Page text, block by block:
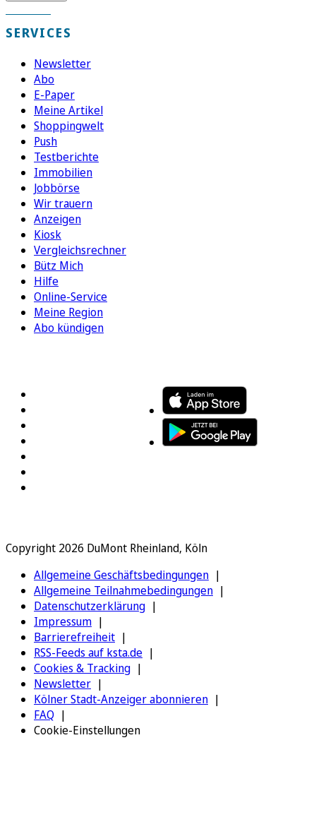
SERVICES
Newsletter
Abo
E-Paper
Meine Artikel
Shoppingwelt
Push
Testberichte
Immobilien
Jobbörse
Wir trauern
Anzeigen
Kiosk
Vergleichsrechner
Bütz Mich
Hilfe
Online-Service
Meine Region
Abo kündigen
Copyright 2026 DuMont Rheinland, Köln
Allgemeine Geschäftsbedingungen
Allgemeine Teilnahmebedingungen
Datenschutzerklärung
Impressum
Barrierefreiheit
RSS-Feeds auf ksta.de
Cookies & Tracking
Newsletter
Kölner Stadt-Anzeiger abonnieren
FAQ
Cookie-Einstellungen